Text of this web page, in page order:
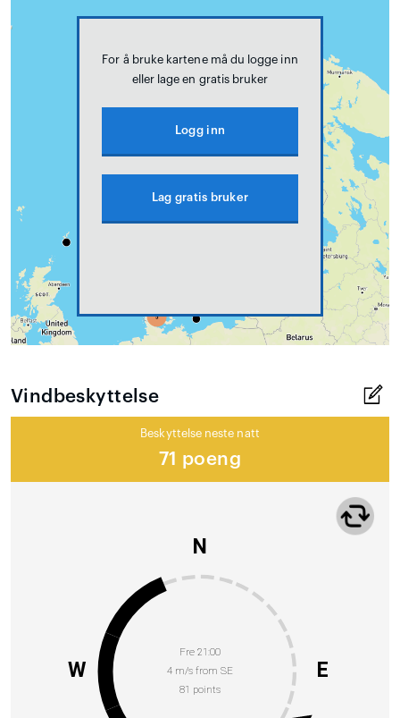
For å bruke kartene må du logge inn
eller lage en gratis bruker
Logg inn
Lag gratis bruker
Vindbeskyttelse
Beskyttelse neste natt
71 poeng
Fre 21:00
4 m/s from SE
81 points
N
E
W